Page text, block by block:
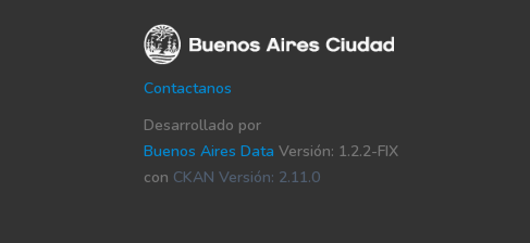
Contactanos
Desarrollado por
Buenos Aires Data Versión: 1.2.2-FIX
con CKAN Versión: 2.11.0